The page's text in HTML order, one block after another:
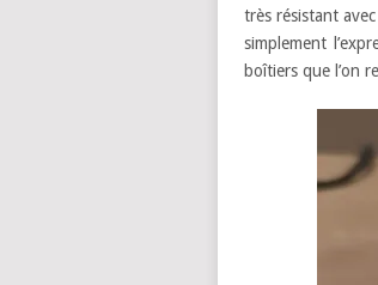
très résistant
simplement
boîtiers que l’on